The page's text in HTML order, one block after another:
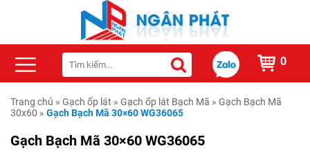
0
Trang chủ » Gạch ốp lát » Gạch ốp lát Bạch Mã » Gạch Bạch Mã
30x60 » Gạch Bạch Mã 30×60 WG36065
Gạch Bạch Mã 30×60 WG36065